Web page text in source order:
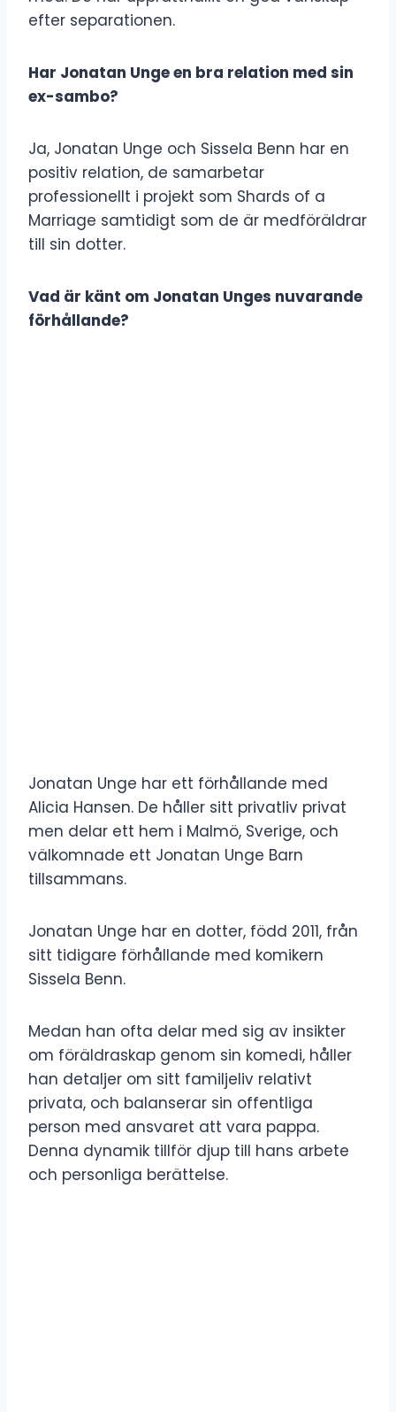
efter separationen.
Har Jonatan Unge en bra relation med sin
ex-sambo?
Ja, Jonatan Unge och Sissela Benn har en
positiv relation, de samarbetar
professionellt i projekt som Shards of a
Marriage samtidigt som de är medföräldrar
till sin dotter.
Vad är känt om Jonatan Unges nuvarande
förhållande?
Jonatan Unge har ett förhållande med
Alicia Hansen. De håller sitt privatliv privat
men delar ett hem i Malmö, Sverige, och
välkomnade ett Jonatan Unge Barn
tillsammans.
Jonatan Unge har en dotter, född 2011, från
sitt tidigare förhållande med komikern
Sissela Benn.
Medan han ofta delar med sig av insikter
om föräldraskap genom sin komedi, håller
han detaljer om sitt familjeliv relativt
privata, och balanserar sin offentliga
person med ansvaret att vara pappa.
Denna dynamik tillför djup till hans arbete
och personliga berättelse.